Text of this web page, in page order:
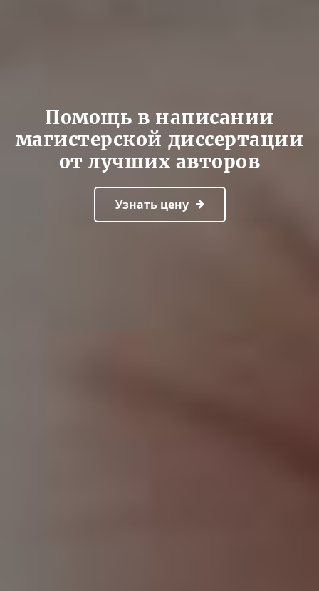
Помощь в написании
магистерской диссертации
от лучших авторов
Узнать цену